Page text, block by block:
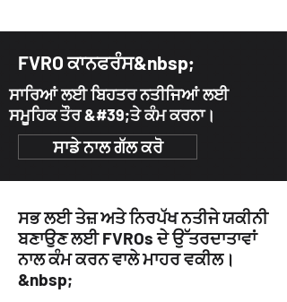
FVRO ਕਾਨਫਰੰਸ&nbsp;
ਸਾਰਿਆਂ ਲਈ ਬਿਹਤਰ ਨਤੀਜਿਆਂ ਲਈ
ਸਮੂਹਿਕ ਤੌਰ &#39;ਤੇ ਕੰਮ ਕਰਨਾ।
ਸਾਡੇ ਨਾਲ ਗੱਲ ਕਰੋ
ਸਭ ਲਈ ਤੇਜ਼ ਅਤੇ ਨਿਰਪੱਖ ਨਤੀਜੇ ਯਕੀਨੀ
ਬਣਾਉਣ ਲਈ FVROs ਦੇ ਉੱਤਰਦਾਤਾਵਾਂ
ਨਾਲ ਕੰਮ ਕਰਨ ਵਾਲੇ ਮਾਹਰ ਵਕੀਲ।
&nbsp;